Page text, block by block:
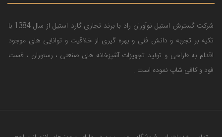
شرکت گسترش استیل نوآوران راد با برند تجاری گارد استیل از سال 1384 با
تکیه بر تجربه و دانش فنی و بهره گیری از خلاقیت و توانایی های موجود
اقدام به طراحی و تولید تجهیزات آشپزخانه های صنعتی ، رستوران ، فست
فود و کافی شاپ نموده است .